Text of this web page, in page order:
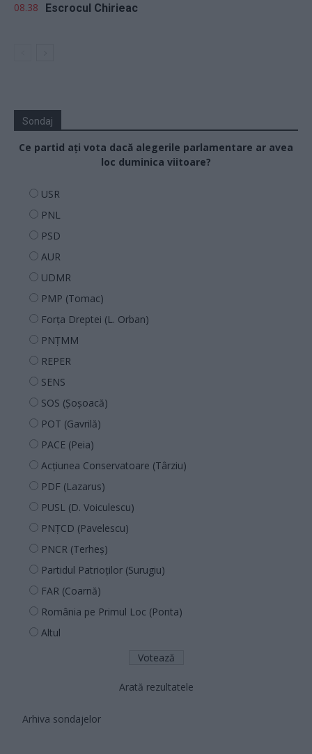
08.38 Escrocul Chirieac
Sondaj
Ce partid ați vota dacă alegerile parlamentare ar avea
loc duminica viitoare?
USR
PNL
PSD
AUR
UDMR
PMP (Tomac)
Forța Dreptei (L. Orban)
PNȚMM
REPER
SENS
SOS (Șoșoacă)
POT (Gavrilă)
PACE (Peia)
Acțiunea Conservatoare (Târziu)
PDF (Lazarus)
PUSL (D. Voiculescu)
PNȚCD (Pavelescu)
PNCR (Terheș)
Partidul Patrioților (Surugiu)
FAR (Coarnă)
România pe Primul Loc (Ponta)
Altul
Arată rezultatele
Arhiva sondajelor